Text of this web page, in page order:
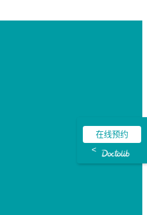
在线预约
<